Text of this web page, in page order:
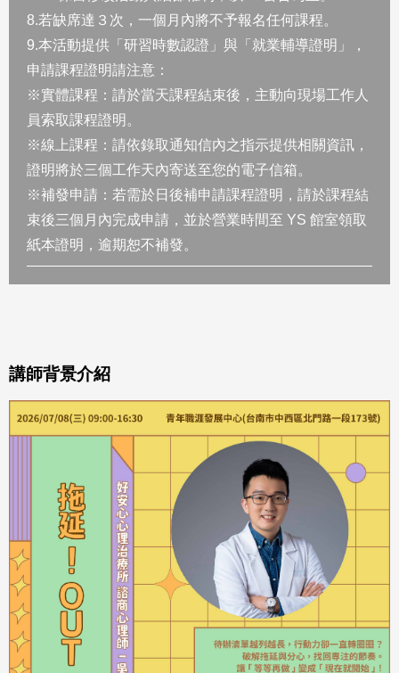
8.若缺席達３次，一個月內將不予報名任何課程。
9.本活動提供「研習時數認證」與「就業輔導證明」，
申請課程證明請注意：
※實體課程：請於當天課程結束後，主動向現場工作人
員索取課程證明。
※線上課程：請依錄取通知信內之指示提供相關資訊，
證明將於三個工作天內寄送至您的電子信箱。
※補發申請：若需於日後補申請課程證明，請於課程結
束後三個月內完成申請，並於營業時間至 YS 館室領取
紙本證明，逾期恕不補發。
講師背景介紹